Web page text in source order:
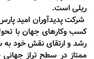
ریلی است.
شرکت پدیدآوران امید
کسب وکارهای جهان با
رشد و ارتقای نقش خود به
ممتاز در سطح تراز جهانی